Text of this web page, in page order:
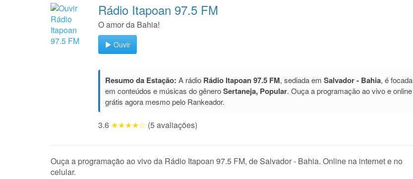
Rádio Itapoan 97.5 FM
O amor da Bahia!
Ouvir
Resumo da Estação: A rádio Rádio Itapoan 97.5 FM, sediada em Salvador - Bahia, é focada
em conteúdos e músicas do gêneroSertaneja, Popular. Ouça a programação ao vivo e online
grátis agora mesmo pelo Rankeador.
3.6 ★★★★☆ (5 avaliações)
Ouça a programação ao vivo da Rádio Itapoan 97.5 FM, de Salvador - Bahia. Online na internet e no
celular.